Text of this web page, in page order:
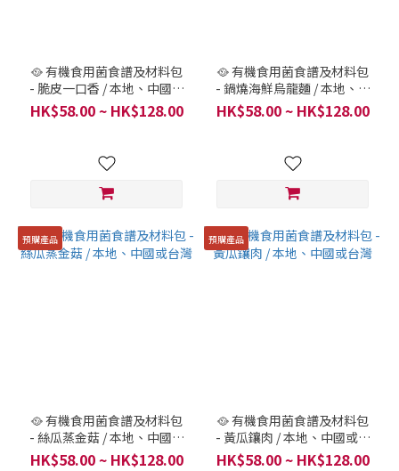
🥘 有機食用菌食譜及材料包
- 脆皮一口香 / 本地、中國或
台灣
HK$58.00 ~ HK$128.00
🥘 有機食用菌食譜及材料包
- 鍋燒海鮮烏龍麵 / 本地、中
國或台灣
HK$58.00 ~ HK$128.00
預購產品
🥘 有機食用菌食譜及材料包
- 絲瓜蒸金菇 / 本地、中國或
台灣
HK$58.00 ~ HK$128.00
預購產品
🥘 有機食用菌食譜及材料包
- 黃瓜鑲肉 / 本地、中國或台
灣
HK$58.00 ~ HK$128.00